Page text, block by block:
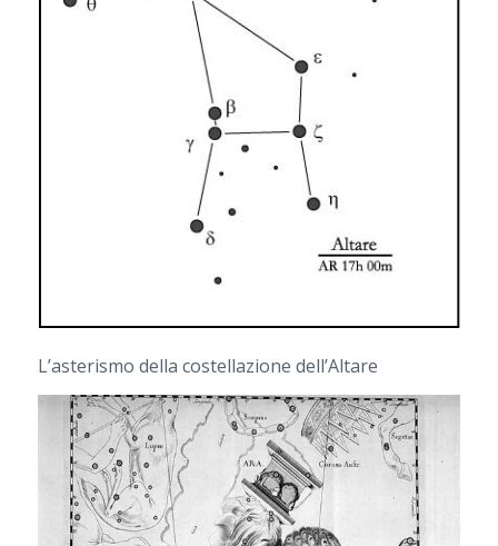
L’asterismo della costellazione dell’Altare